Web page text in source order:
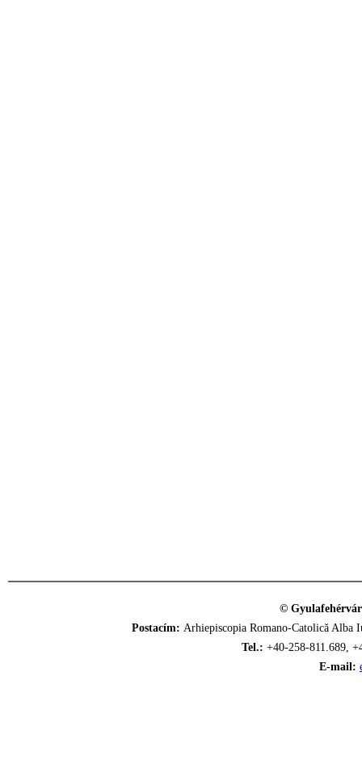
©
Postacím: Arhiepiscopia Romano-Catolică
Tel.: +40-258-811.689,
E-mail: